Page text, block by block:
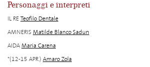
Personaggi e interpreti
IL RETeofilo Dentale
AMNERISMatilde Blanco Sadun
AIDAMaria Carena
*(12-15 APR.) Amaro Zola